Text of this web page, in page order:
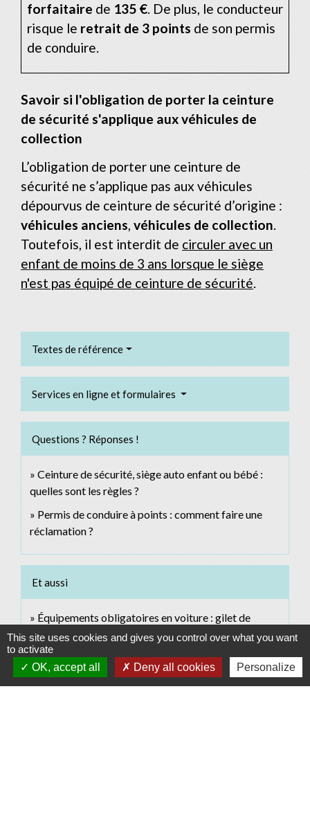
forfaitaire de 135 €. De plus, le conducteur
risque le retrait de 3 points de son permis
de conduire.
Savoir si l'obligation de porter la ceinture
de sécurité s'applique aux véhicules de
collection
L’obligation de porter une ceinture de
sécurité ne s’applique pas aux véhicules
dépourvus de ceinture de sécurité d’origine :
véhicules anciens, véhicules de collection.
Toutefois, il est interdit de circuler avec un
enfant de moins de 3 ans lorsque le siège
n'est pas équipé de ceinture de sécurité.
Textes de référence
Services en ligne et formulaires
Questions ? Réponses !
Ceinture de sécurité, siège auto enfant ou bébé :
quelles sont les règles ?
Permis de conduire à points : comment faire une
réclamation ?
Et aussi
Équipements obligatoires en voiture : gilet de
sécurité, triangle...
Transports - Mobilité
Signaler une erreur sur cette page
This site uses cookies and gives you control over what you want
to activate
OK, accept all
Deny all cookies Personalize